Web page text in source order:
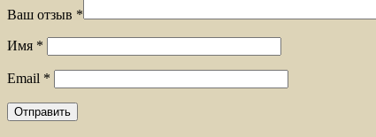
Ваш отзыв *
Имя *
Email *